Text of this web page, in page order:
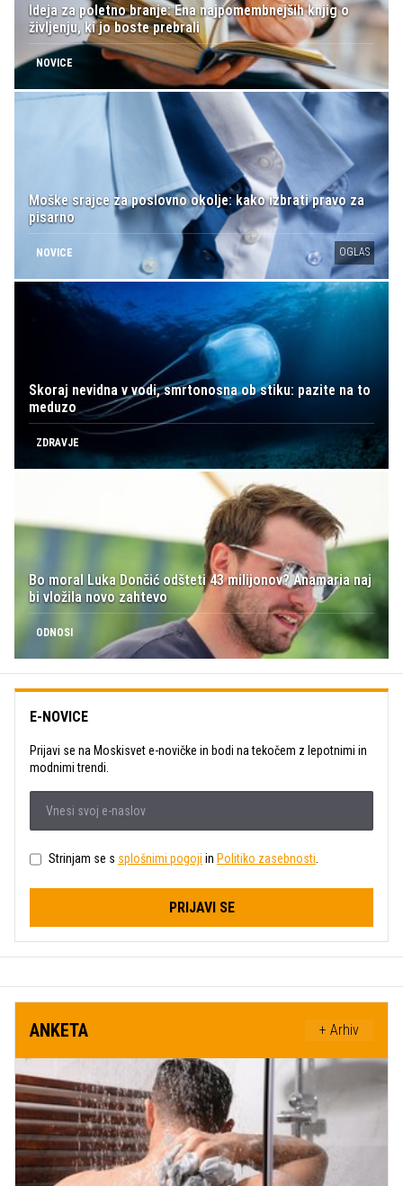
Ideja za poletno branje: Ena najpomembnejših knjig o
življenju, ki jo boste prebrali
NOVICE
Moške srajce za poslovno okolje: kako izbrati pravo za
pisarno
NOVICE OGLAS
Skoraj nevidna v vodi, smrtonosna ob stiku: pazite na to
meduzo
ZDRAVJE
Bo moral Luka Dončić odšteti 43 milijonov? Anamaria naj
bi vložila novo zahtevo
ODNOSI
E-NOVICE
Prijavi se na Moskisvet e-novičke in bodi na tekočem z lepotnimi in
modnimi trendi.
Strinjam se s splošnimi pogoji in Politiko zasebnosti.
PRIJAVI SE
ANKETA + Arhiv